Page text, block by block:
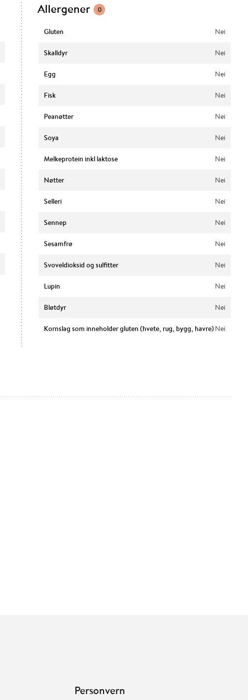
Allergener 0
Gluten Nei
Skalldyr Nei
Egg Nei
Fisk Nei
Peanøtter Nei
Soya Nei
Melkeprotein inkl laktose Nei
Nøtter Nei
Selleri Nei
Sennep Nei
Sesamfrø Nei
Svoveldioksid og sulfitter Nei
Lupin Nei
Bløtdyr Nei
Kornslag som inneholder gluten (hvete, rug, bygg, havre) Nei
Personvern